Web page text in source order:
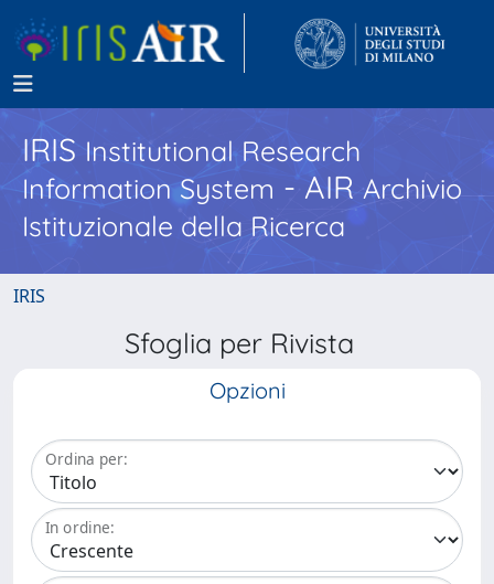
IRISInstitutional Research
Information System - AIR Archivio
Istituzionale della Ricerca
IRIS
Sfoglia per Rivista
Opzioni
Ordina per:
In ordine: